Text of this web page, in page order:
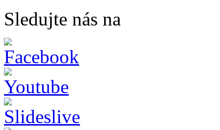
Sledujte nás na